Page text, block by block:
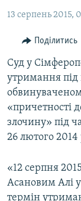
основної
навігації
Перейти
пошуку
БЛОГИ
ПОГЛЯД
ІНТЕРВ'Ю
ВСЕ ЗА ДЕНЬ
СПЕЦПРОЕКТИ
ДЕПОРТАЦІЯ
СВІДЧЕННЯ
УКРАЇНСЬКА
ЯК ОБІЙТИ
Qırımtatar
13 серпень 2015,
Поділитись
Суд у
утримання під
«причетності
злочину» під
26 лютого 2014
«12 серпня
Асановим Алі
термін